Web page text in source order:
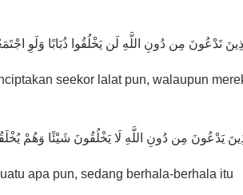
تَدْعُونَ مِن دُونِ اللَّهِ لَن يَخْلُقُوا ذُبَابًا وَلَوِ
seekor lalat pun, walaupun
apa pun, sedang berhala-berhala itu